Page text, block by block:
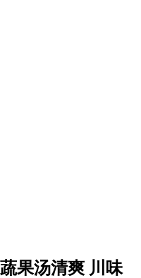
果汤清爽 川味